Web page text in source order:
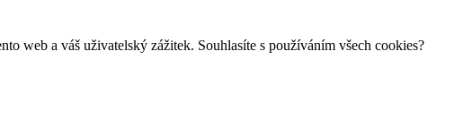
web a váš uživatelský zážitek. Souhlasíte s používáním všech cookies?